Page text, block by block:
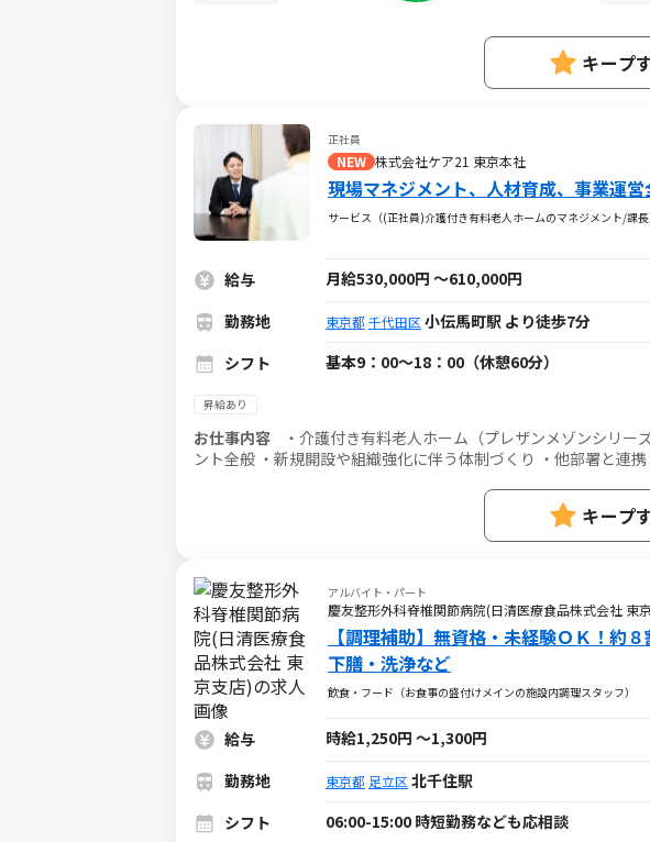
キープ
正社員
NEW 株式会社ケア21 東京本社
現場マネジメント、人材育成、事業運
サービス（(正社員)介護付き有料老人ホームのマネジメント/課長
給与 月給530,000円 ～610,000円
勤務地
東京都 千代田区 小伝馬町駅 より徒歩7分
シフト
基本9：00～18：00（休憩60分）
昇給あり
お仕事内容
・介護付き有料老人ホーム（プレザンメゾンシリ
ント全般 ・新規開設や組織強化に伴う体制づくり ・他部署と連
キープ
アルバイト・パート
慶友整形外科脊椎関節病院(日清医療食品株式会社 東
【調理補助】無資格・未経験ＯＫ！約
下膳・洗浄など
飲食・フード（お食事の盛付けメインの施設内調理スタッフ）
給与 時給1,250円 ～1,300円
勤務地
東京都 足立区 北千住駅
シフト
06:00-15:00 時短勤務なども応相談